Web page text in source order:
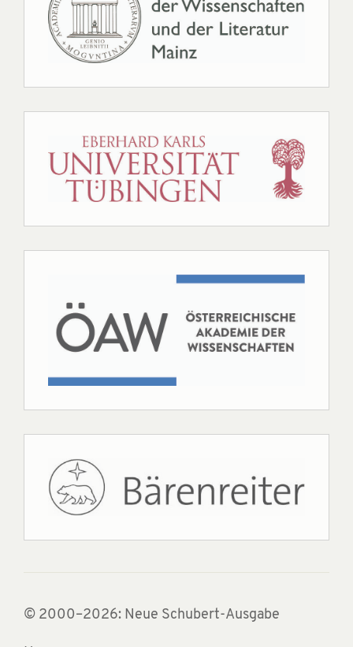
© 2000–2026: Neue Schubert-Ausgabe